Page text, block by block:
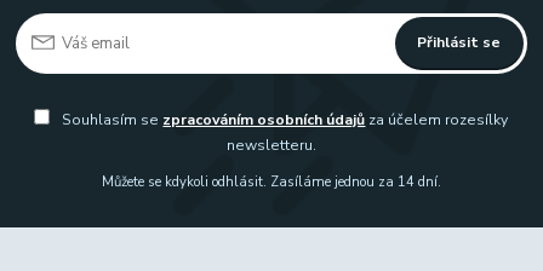
Přihlásit se
Souhlasím se zpracováním osobních údajů za účelem rozesílky
newsletteru.
Můžete se kdykoli odhlásit. Zasíláme jednou za 14 dní.